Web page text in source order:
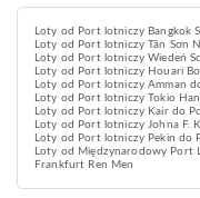
Loty od Port lotniczy Bangkok
Loty od Port lotniczy Tân Sơn
Loty od Port lotniczy Wiedeń
Loty od Port lotniczy Houari
Loty od Port lotniczy Amman
Loty od Port lotniczy Tokio
Loty od Port lotniczy Kair do
Loty od Port lotniczy Johna F.
Loty od Port lotniczy Pekin do
Loty od Międzynarodowy Port
Frankfurt Ren Men